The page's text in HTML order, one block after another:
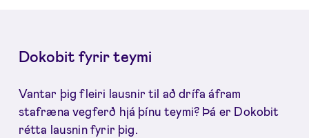
Dokobit fyrir teymi
Vantar þig fleiri lausnir til að drífa áfram
stafræna vegferð hjá þínu teymi? Þá er Dokobit
rétta lausnin fyrir þig.